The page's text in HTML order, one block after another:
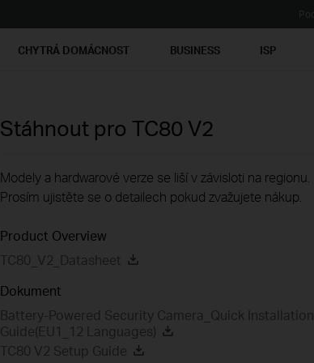
CHYTRÁ DOMÁCNOST BUSINESS ISP
Stáhnout pro TC80 V2
Modely a hardwarové verze se liší v závisloti na regionu.
Prosím ujistěte se o detailech pokud zvažujete nákup.
Product Overview
TC80_V2_Datasheet
Dokument
Battery-Powered Security Camera_Quick Installation
Guide(EU1_12 Languages)
TC80 V2 Setup Guide